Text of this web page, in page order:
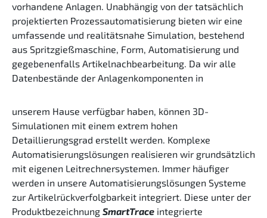
vorhandene Anlagen. Unabhängig von der tatsächlich
projektierten Prozessautomatisierung bieten wir eine
umfassende und realitätsnahe Simulation, bestehend
aus Spritzgießmaschine, Form, Automatisierung und
gegebenenfalls Artikelnachbearbeitung. Da wir alle
Datenbestände der Anlagenkomponenten in
unserem Hause verfügbar haben, können 3D-
Simulationen mit einem extrem hohen
Detaillierungsgrad erstellt werden. Komplexe
Automatisierungslösungen realisieren wir grundsätzlich
mit eigenen Leitrechnersystemen. Immer häufiger
werden in unsere Automatisierungslösungen Systeme
zur Artikelrückverfolgbarkeit integriert. Diese unter der
Produktbezeichnung SmartTrace integrierte